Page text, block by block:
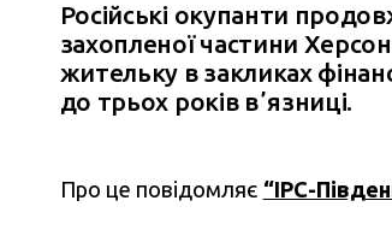
Російські окупанти
захопленої частини
жительку в закликах
до трьох років вʼязниці.
Про це повідомляє “IPC-